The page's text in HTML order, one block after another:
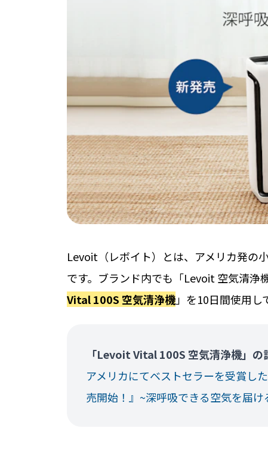
Levoit（レボイト）とは、アメリカ発の
です。ブランド内でも「Levoit 空気清浄
Vital 100S 空気清浄機」を10日間使用し
「Levoit Vital 100S 空気清浄機」
アメリカにてベストセラーを受賞し
売開始！』~深呼吸できる空気を届け